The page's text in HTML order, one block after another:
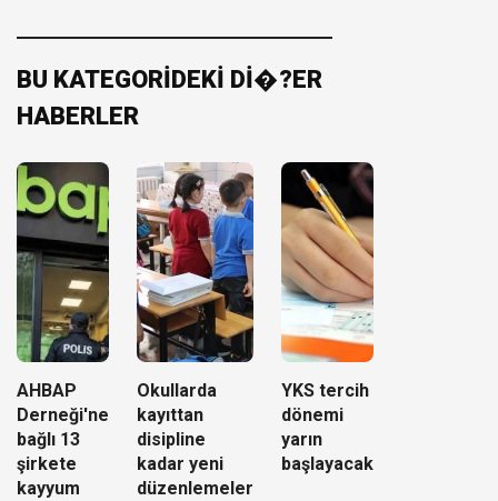
BU KATEGORİDEKİ Dİ�?ER
HABERLER
AHBAP
Derneği'ne
bağlı 13
şirkete
kayyum
Okullarda
kayıttan
disipline
kadar yeni
düzenlemeler
YKS tercih
dönemi
yarın
başlayacak